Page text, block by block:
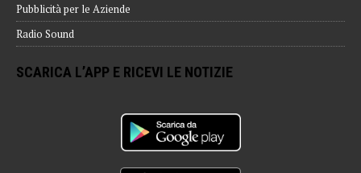
Pubblicità per le Aziende
Radio Sound
SCARICA L’APP E RICEVI LE NOTIZIE